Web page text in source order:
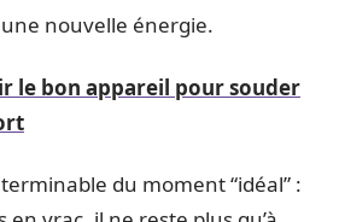
nouvelle énergie.
le bon appareil pour souder
du moment “idéal” :